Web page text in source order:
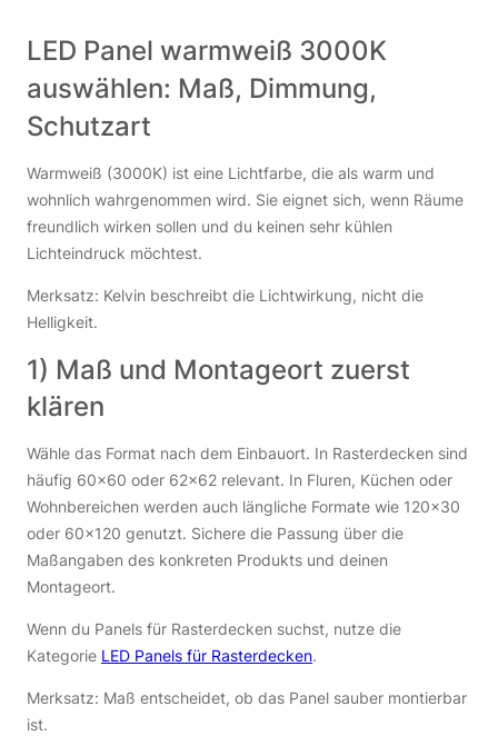
LED Panel warmweiß 3000K
auswählen: Maß, Dimmung,
Schutzart
Warmweiß (3000K) ist eine Lichtfarbe, die als warm und
wohnlich wahrgenommen wird. Sie eignet sich, wenn Räume
freundlich wirken sollen und du keinen sehr kühlen
Lichteindruck möchtest.
Merksatz: Kelvin beschreibt die Lichtwirkung, nicht die
Helligkeit.
1) Maß und Montageort zuerst
klären
Wähle das Format nach dem Einbauort. In Rasterdecken sind
häufig 60×60 oder 62×62 relevant. In Fluren, Küchen oder
Wohnbereichen werden auch längliche Formate wie 120×30
oder 60×120 genutzt. Sichere die Passung über die
Maßangaben des konkreten Produkts und deinen
Montageort.
Wenn du Panels für Rasterdecken suchst, nutze die
Kategorie LED Panels für Rasterdecken.
Merksatz: Maß entscheidet, ob das Panel sauber montierbar
ist.